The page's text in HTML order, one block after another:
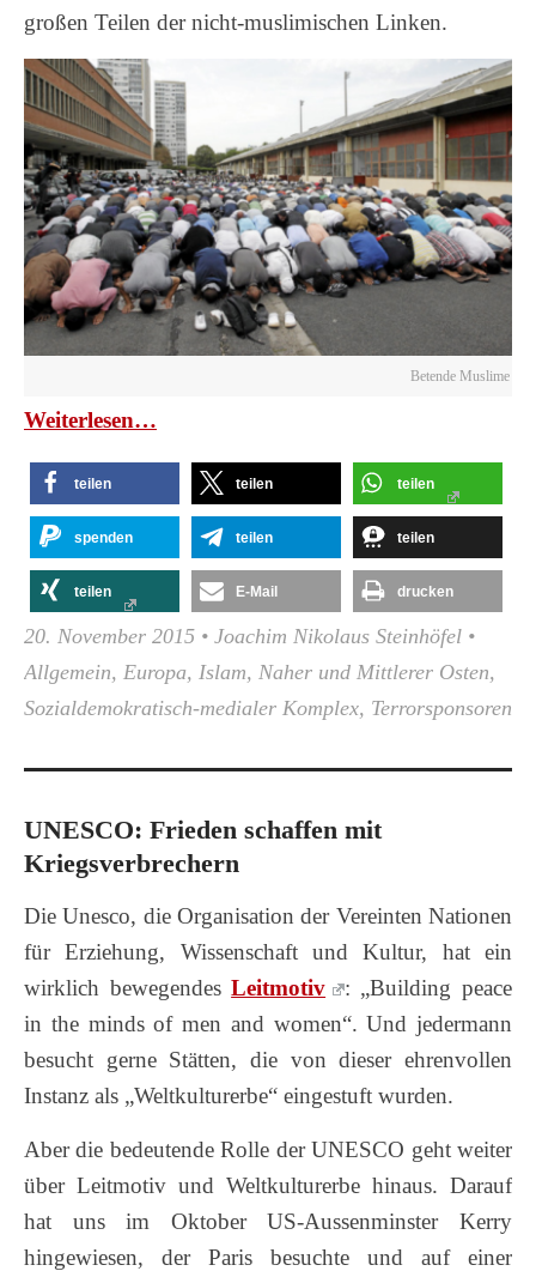
großen Teilen der nicht-muslimischen Linken.
Betende Muslime in
Wei­ter­le­sen…
teilen teilen teilen
spenden teilen teilen
teilen E-Mail drucken
20. November 2015 • Joachim Nikolaus Steinhöfel •
Allgemein, Europa, Islam, Naher und Mittlerer Osten,
Sozialdemokratisch-medialer Komplex, Terrorsponsoren
UNESCO: Frieden schaffen mit
Kriegsverbrechern
Die Unesco, die Organisation der Vereinten Nationen
für Erziehung, Wissenschaft und Kultur, hat ein
wirklich bewegendesLeitmotiv
: „Building peace
in the minds of men and women“. Und jedermann
besucht gerne Stätten, die von dieser ehrenvollen
Instanz als „Weltkulturerbe“ eingestuft wurden.
Aber die bedeutende Rolle der UNESCO geht weiter
über Leitmotiv und Weltkulturerbe hinaus. Darauf
hat uns im Oktober US-Aussenminster Kerry
hingewiesen, der Paris besuchte und auf einer